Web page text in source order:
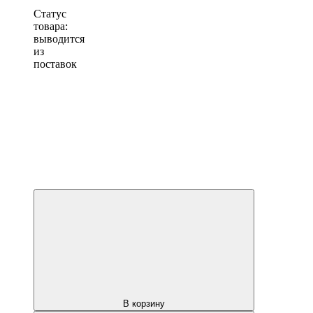
Статус
товара:
выводится
из
поставок
В корзину